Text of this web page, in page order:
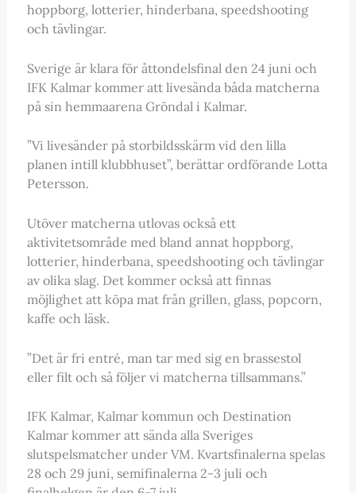
hoppborg, lotterier, hinderbana, speedshooting
och tävlingar.
Sverige är klara för åttondelsfinal den 24 juni och
IFK Kalmar kommer att livesända båda matcherna
på sin hemmaarena Gröndal i Kalmar.
”Vi livesänder på storbildsskärm vid den lilla
planen intill klubbhuset”, berättar ordförande Lotta
Petersson.
Utöver matcherna utlovas också ett
aktivitetsområde med bland annat hoppborg,
lotterier, hinderbana, speedshooting och tävlingar
av olika slag. Det kommer också att finnas
möjlighet att köpa mat från grillen, glass, popcorn,
kaffe och läsk.
”Det är fri entré, man tar med sig en brassestol
eller filt och så följer vi matcherna tillsammans.”
IFK Kalmar, Kalmar kommun och Destination
Kalmar kommer att sända alla Sveriges
slutspelsmatcher under VM. Kvartsfinalerna spelas
28 och 29 juni, semifinalerna 2-3 juli och